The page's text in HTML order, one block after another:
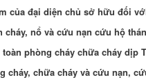
của đại diện chủ sở hữu đối
nổ và cứu nạn cứu hộ
phòng cháy chữa cháy dịp
cháy, chữa cháy và cứu nạn,